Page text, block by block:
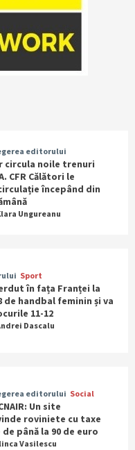
editorului
circula noile trenuri
CFR Călători le
începând din
Ungureanu
Sport
în fața Franței la
de handbal feminin și va
11-12
Dascalu
editorului Social
Un site
roviniete cu taxe
până la 90 de euro
Vasilescu